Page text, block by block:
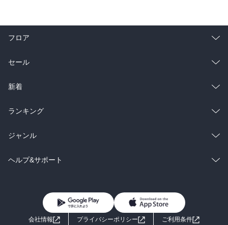
フロア
総合
ラノベ
雑誌・グラビア
BL・TL
セール
総合
ラノベ
雑誌・グラビア
BL・TL
新着
総合
ラノベ
雑誌・グラビア
ランキング
総合
ラノベ
ジャンル
コミック
ライトノベル 男子向けラノベ
ヘルプ&サポート
よくあるご質問 お問い合わせ
会社情報 プライバシーポリシー
ご利用条件